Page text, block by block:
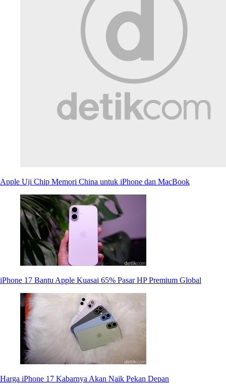
Apple Uji Chip Memori China untuk iPhone dan MacBook
iPhone 17 Bantu Apple Kuasai 65% Pasar HP Premium Global
Harga iPhone 17 Kabarnya Akan Naik Pekan Depan